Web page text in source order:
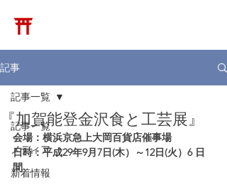
記事
記事一覧
メディア
新着情報
記事一覧
『加賀能登金沢食と工芸展』
会場：横浜京急上大岡百貨店催事場
日時：平成29年9月7日(木）～12日(火）6 日
間